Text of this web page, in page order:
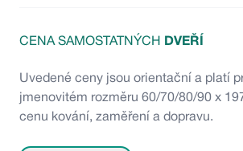
CENA SAMOSTATNÝCH DVEŘÍ
Uvedené ceny jsou orientační a platí
jmenovitém rozměru 60/70/80/90 x
cenu kování, zaměření a dopravu.